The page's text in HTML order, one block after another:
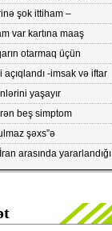
şok ittiham –
səbəb olur-VİDEO
var kartına maaş
ki, pulu çıxartsın”
otarmaq üçün
Mustafa
açıqlandı -imsak və iftar
yaşayır
beş simptom
şəxs”ə
durub?- ŞOK
arasında yararlandığı